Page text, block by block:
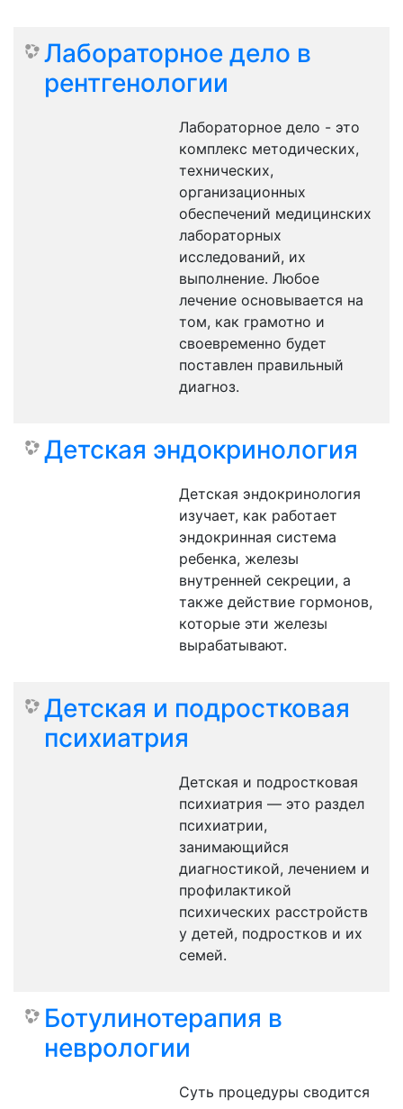
Лабораторное дело в
рентгенологии
Лабораторное дело - это
комплекс методических,
технических,
организационных
обеспечений медицинских
лабораторных
исследований, их
выполнение. Любое
лечение основывается на
том, как грамотно и
своевременно будет
поставлен правильный
диагноз.
Детская эндокринология
Детская эндокринология
изучает, как работает
эндокринная система
ребенка, железы
внутренней секреции, а
также действие гормонов,
которые эти железы
вырабатывают.
Детская и подростковая
психиатрия
Детская и подростковая
психиатрия — это раздел
психиатрии,
занимающийся
диагностикой, лечением и
профилактикой
психических расстройств
у детей, подростков и их
семей.
Ботулинотерапия в
неврологии
Суть процедуры сводится